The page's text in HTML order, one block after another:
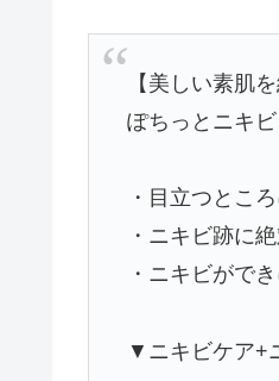
【美しい素肌
ぽちっとニキ
・目立つとこ
・ニキビ跡に
・ニキビがで
▼ニキビケア+